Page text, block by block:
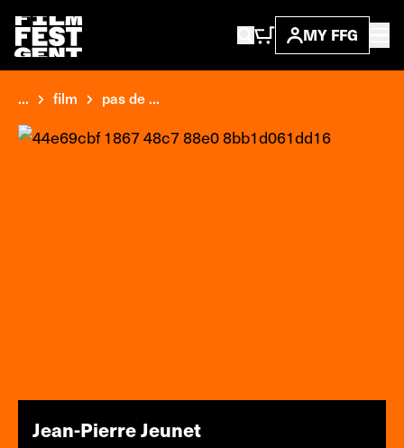
MY FFG
... film pas de ...
Jean-Pierre Jeunet